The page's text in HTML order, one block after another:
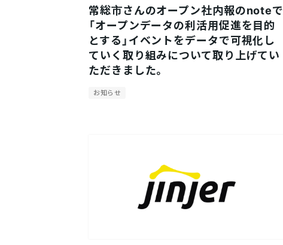
常総市さんのオープン社内報のnoteで
「オープンデータの利活用促進を目的
とする」イベントをデータで可視化し
ていく取り組みについて取り上げてい
ただきました。
お知らせ